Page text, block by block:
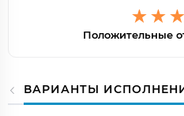
Положительные
ВАРИАНТЫ